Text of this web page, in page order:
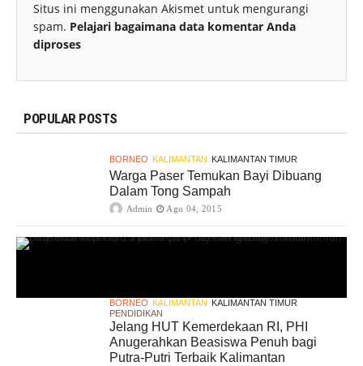
Situs ini menggunakan Akismet untuk mengurangi
spam. Pelajari bagaimana data komentar Anda
diproses
POPULAR POSTS
BORNEO KALIMANTAN KALIMANTAN TIMUR
Warga Paser Temukan Bayi Dibuang
Dalam Tong Sampah
Admin Agu 04, 2015
BORNEO KALIMANTAN KALIMANTAN TIMUR
PENDIDIKAN
Jelang HUT Kemerdekaan RI, PHI
Anugerahkan Beasiswa Penuh bagi
Putra-Putri Terbaik Kalimantan